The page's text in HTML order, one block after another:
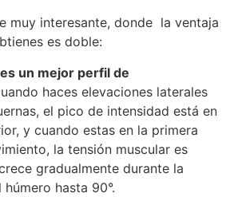
muy interesante, donde la ventaja
es doble:
un mejor perfil de
haces elevaciones laterales
el pico de intensidad está en
y cuando estas en la primera
la tensión muscular es
gradualmente durante la
hasta 90°.